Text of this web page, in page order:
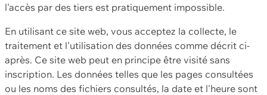
l'accès par des tiers est pratiquement impossible.
En utilisant ce site web, vous acceptez la collecte, le
traitement et l'utilisation des données comme décrit ci-
après. Ce site web peut en principe être visité sans
inscription. Les données telles que les pages consultées
ou les noms des fichiers consultés, la date et l'heure sont